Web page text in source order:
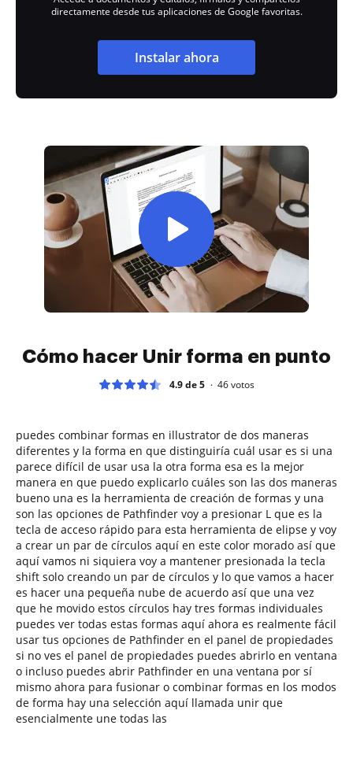
directamente desde tus aplicaciones de Google favoritas.
Instalar ahora
Cómo hacer Unir forma en punto
4.9 de 5 46votos
puedes combinar formas en illustrator de dos maneras
diferentes y la forma en que distinguiría cuál usar es si una
parece difícil de usar usa la otra forma esa es la mejor
manera en que puedo explicarlo cuáles son las dos maneras
bueno una es la herramienta de creación de formas y una
son las opciones de Pathfinder voy a presionar L que es la
tecla de acceso rápido para esta herramienta de elipse y voy
a crear un par de círculos aquí en este color morado así que
aquí vamos ni siquiera voy a mantener presionada la tecla
shift solo creando un par de círculos y lo que vamos a hacer
es hacer una pequeña nube de acuerdo así que una vez
que he movido estos círculos hay tres formas individuales
puedes ver todas estas formas aquí ahora es realmente fácil
usar tus opciones de Pathfinder en el panel de propiedades
si no ves el panel de propiedades puedes abrirlo en ventana
o incluso puedes abrir Pathfinder en una ventana por sí
mismo ahora para fusionar o combinar formas en los modos
de forma hay una selección aquí llamada unir que
esencialmente une todas las